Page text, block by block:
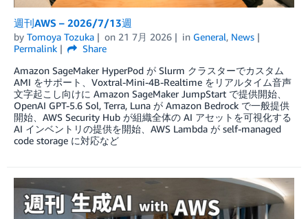
週刊AWS – 2026/7/13週
by Tomoya Tozuka on 21 7月 2026 in General, News
Permalink
Share
Amazon SageMaker HyperPod が Slurm クラスターでカスタム
AMI をサポート、Voxtral-Mini-4B-Realtime をリアルタイム音声
文字起こし向けに Amazon SageMaker JumpStart で提供開始、
OpenAI GPT-5.6 Sol, Terra, Luna が Amazon Bedrock で一般提供
開始、AWS Security Hub が組織全体の AI アセットを可視化する
AI インベントリの提供を開始、AWS Lambda が self-managed
code storage に対応など